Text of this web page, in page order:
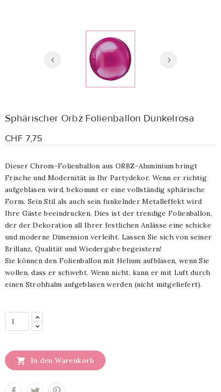
Sphärischer Orbz Folienballon Dunkelrosa
CHF 7,75
Dieser Chrom-Folienballon aus ORBZ-Aluminium bringt
Frische und Modernität in Ihr Partydekor. Wenn er richtig
aufgeblasen wird, bekommt er eine vollständig sphärische
Form. Sein Stil als auch sein funkelnder Metalleffekt wird
Ihre Gäste beeindrucken. Dies ist der trendige Folienballon,
der der Dekoration all Ihrer festlichen Anlässe eine schicke
und moderne Dimension verleiht. Lassen Sie sich von seiner
Brillanz, Qualität und Wiedergabe begeistern!
Sie können den Folienballon mit Helium aufblasen, wenn Sie
wollen, dass er schwebt. Wenn nicht, kann er mit Luft durch
einen Strohhalm aufgeblasen werden (nicht mitgeliefert).
 In den Warenkorb